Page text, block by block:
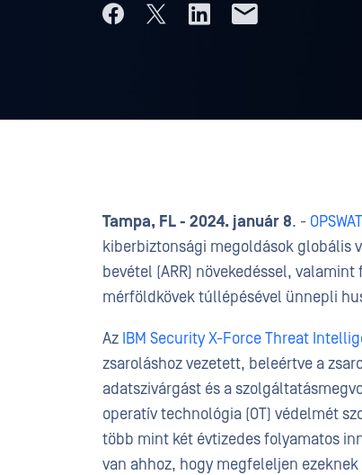
Tampa, FL - 2024. január 8. - OPSWAT
kiberbiztonsági megoldások globális
bevétel (ARR) növekedéssel,
mérföldkövek túllépésével ünnepli
Az IBM Security X-Force Threat
zsaroláshoz vezetett, beleértve a
adatszivárgást és a
operatív technológia (OT) védelmét
több mint két évtizedes folyamatos
van ahhoz, hogy megfeleljen